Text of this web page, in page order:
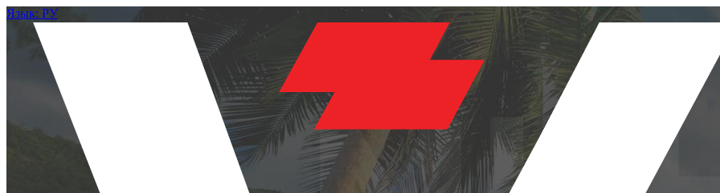
Язык: РУ